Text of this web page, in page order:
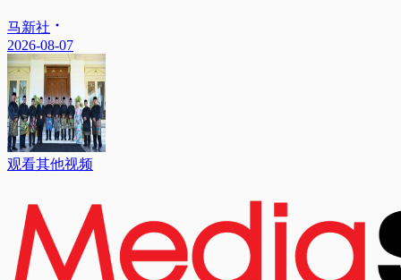
马新社
2026-08-07
观看其他视频